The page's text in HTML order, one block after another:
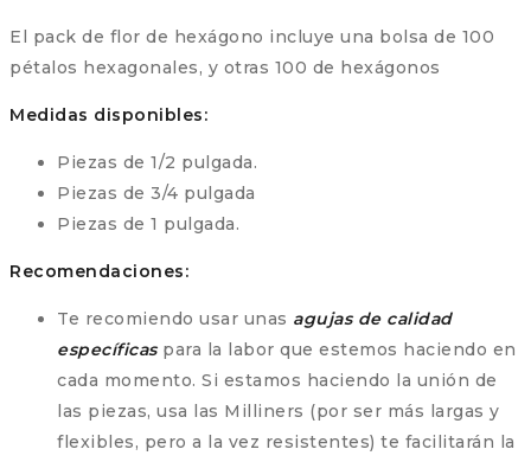
El pack de flor de hexágono incluye una bolsa de 100
pétalos hexagonales, y otras 100 de hexágonos
Medidas disponibles:
Piezas de 1/2 pulgada.
Piezas de 3/4 pulgada
Piezas de 1 pulgada.
Recomendaciones:
Te recomiendo usar unas agujas de calidad
específicaspara la labor que estemos haciendo en
cada momento. Si estamos haciendo la unión de
las piezas, usa las Milliners (por ser más largas y
flexibles, pero a la vez resistentes) te facilitarán la